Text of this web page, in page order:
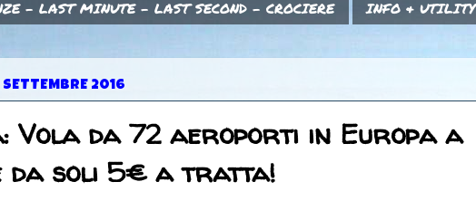
- LAST MINUTE - LAST SECOND - CROCIERE INFO & UTILITY
SETTEMBRE 2016
Vola da 72 aeroporti in Europa a
soli 5€ a tratta!